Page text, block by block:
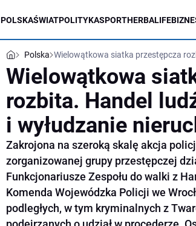
POLSKAŚWIATPOLITYKASPORTHERBALIFE
Polska Wielowątkowa siatka przestępcza
Wielowątkowa
rozbita. Handel
i wyłudzanie
Zakrojona na szeroką skalę akcja
zorganizowanej grupy przestępczej
Funkcjonariusze Zespołu do walki z
Komenda Wojewódzka Policji we
podległych, w tym kryminalnych z